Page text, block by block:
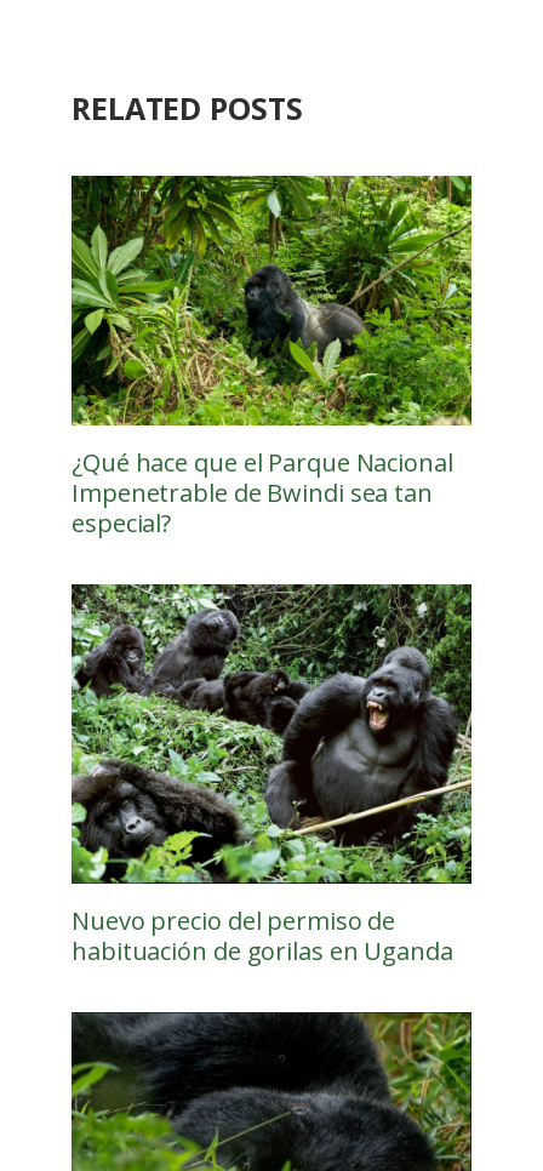
RELATED POSTS
¿Qué hace que el Parque Nacional
Impenetrable de Bwindi sea tan
especial?
Nuevo precio del permiso de
habituación de gorilas en Uganda